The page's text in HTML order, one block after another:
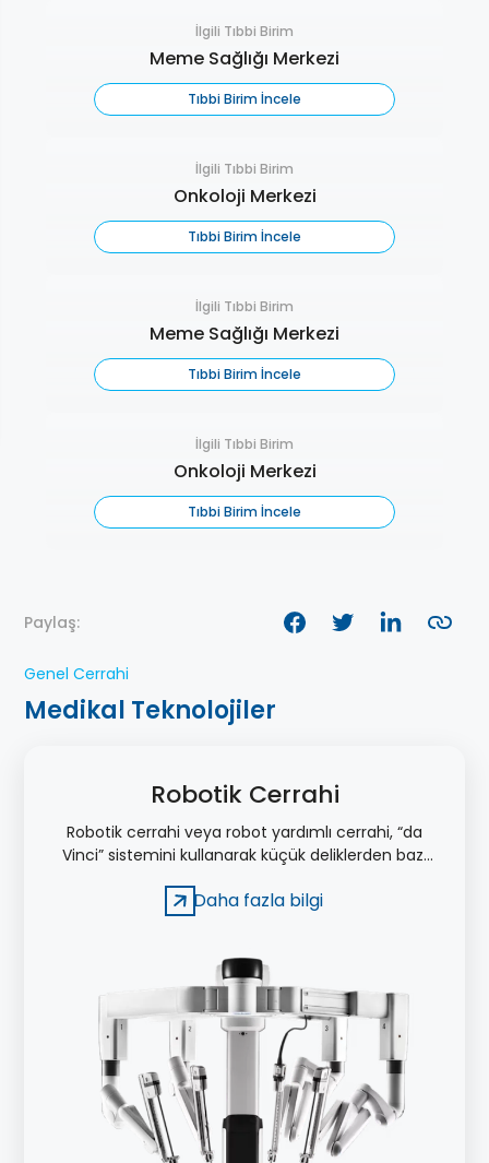
İlgili Tıbbi Birim
Meme Sağlığı Merkezi
Tıbbi Birim İncele
İlgili Tıbbi Birim
Onkoloji Merkezi
Tıbbi Birim İncele
İlgili Tıbbi Birim
Meme Sağlığı Merkezi
Tıbbi Birim İncele
İlgili Tıbbi Birim
Onkoloji Merkezi
Tıbbi Birim İncele
Paylaş:
Genel Cerrahi
Medikal Teknolojiler
Robotik Cerrahi
Robotik cerrahi veya robot yardımlı cerrahi, “da
Vinci” sistemini kullanarak küçük deliklerden bazı
tanımlanır.
Daha fazla bilgi